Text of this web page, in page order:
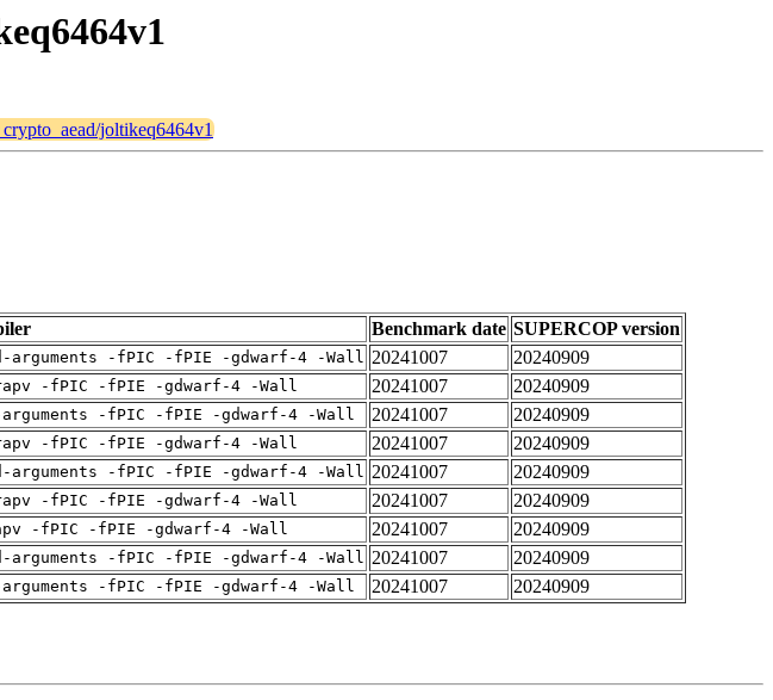
crypto_aead/joltikeq6464v1
Benchmark date SUPERCOP version
arguments -fPIC -fPIE -gdwarf-4 -Wall 20241007
20240909
-fPIC -fPIE -gdwarf-4 -Wall 20241007
20240909
arguments -fPIC -fPIE -gdwarf-4 -Wall 20241007
20240909
-fPIC -fPIE -gdwarf-4 -Wall 20241007
20240909
arguments -fPIC -fPIE -gdwarf-4 -Wall 20241007
20240909
-fPIC -fPIE -gdwarf-4 -Wall 20241007
20240909
-fPIC -fPIE -gdwarf-4 -Wall 20241007
20240909
arguments -fPIC -fPIE -gdwarf-4 -Wall 20241007
20240909
-fPIC -fPIE -gdwarf-4 -Wall 20241007 20240909